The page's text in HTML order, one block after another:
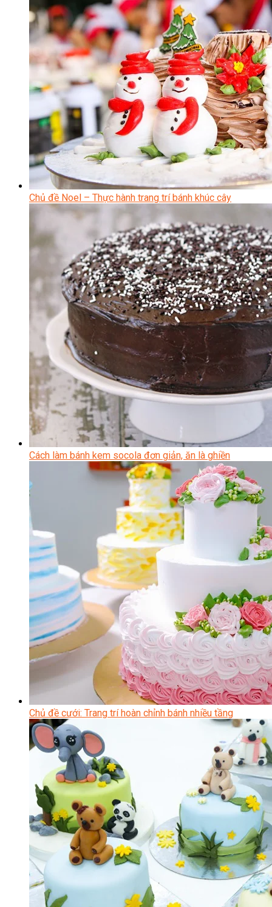
Chủ đề Noel – Thực hành trang trí bánh khúc cây
Cách làm bánh kem socola đơn giản, ăn là ghiền
Chủ đề cưới: Trang trí hoàn chỉnh bánh nhiều tầng